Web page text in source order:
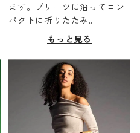
ます。プリーツに沿ってコン
パクトに折りたたみ。
もっと見る